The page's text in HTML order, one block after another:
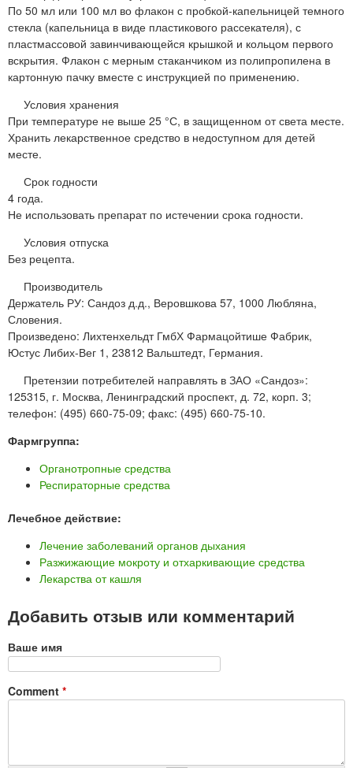
По 50 мл или 100 мл во флакон с пробкой-капельницей темного
стекла (капельница в виде пластикового рассекателя), с
пластмассовой завинчивающейся крышкой и кольцом первого
вскрытия. Флакон с мерным стаканчиком из полипропилена в
картонную пачку вместе с инструкцией по применению.
Условия хранения
При температуре не выше 25 °С, в защищенном от света месте.
Хранить лекарственное средство в недоступном для детей
месте.
Срок годности
4 года.
Не использовать препарат по истечении срока годности.
Условия отпуска
Без рецепта.
Производитель
Держатель РУ: Сандоз д.д., Веровшкова 57, 1000 Любляна,
Словения.
Произведено: Лихтенхельдт ГмбХ Фармацойтише Фабрик,
Юстус Либих-Вег 1, 23812 Вальштедт, Германия.
Претензии потребителей направлять в ЗАО «Сандоз»:
125315, г. Москва, Ленинградский проспект, д. 72, корп. 3;
телефон: (495) 660-75-09; факс: (495) 660-75-10.
Фармгруппа:
Органотропные средства
Респираторные средства
Лечебное действие:
Лечение заболеваний органов дыхания
Разжижающие мокроту и отхаркивающие средства
Лекарства от кашля
Добавить отзыв или комментарий
Ваше имя
Comment *